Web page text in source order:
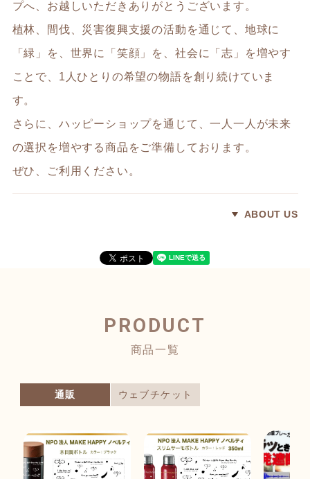
プへ、お越しいただきありがとうございます。
植林、間伐、災害復興支援の活動を通じて、地球に
「緑」を、世界に「笑顔」を、社会に「志」を増やす
ことで、1人ひとりの希望の物語を創り続けていま
す。
さらに、ハッピーショップを通じて、一人一人が未来
の選択を増やする商品をご準備しております。
ぜひ、ご利用ください。
ABOUT US
PRODUCT
商品一覧
通販 ウェブチケット